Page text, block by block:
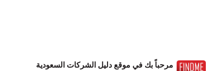
مرحباً بك في موقع دليل الشركات السعودية